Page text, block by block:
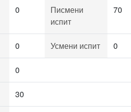
0
Писмени
испит
70
0 Усмени испит 0
0
30